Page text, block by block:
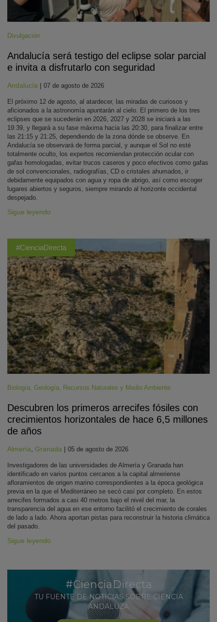
Divulgación
Andalucía será testigo del eclipse solar parcial
e invita a disfrutarlo con seguridad
Andalucía | 07 de agosto de 2026
El próximo 12 de agosto, al atardecer, las miradas de curiosos y
aficionados a la astronomía apuntarán al cielo. El primero de los tres
eclipses que se sucederán en 2026, 2027 y 2028 se iniciará a las
19:39, y llegará a su fase máxima hacia las 20:30, para finalizar entre
las 21:15 y 21:25, dependiendo de la zona dónde se observe. En
Andalucía se observará de forma parcial, y aunque el Sol no esté
totalmente oculto, los expertos recomiendan protección ocular con
gafas homologadas, evitar trucos caseros y poco efectivos como gafas
de sol convencionales, radiografías, CD o cristales ahumados, ir
debidamente equipados con agua y ropa de abrigo, así como escoger
lugares abiertos y seguros, siempre mirando al horizonte occidental
despejado.
Sigue leyendo
#CienciaDirecta
Biología, Geología, Recursos Naturales y Medio Ambiente
Descubren los primeros arrecifes fósiles con
crecimientos horizontales de hace 6,5 millones
de años
Almería Granada | 05 de agosto de 2026
Investigadores de las universidades de Almería y Granada han
identificado en varios puntos cercanos a la capital almeriense
afloramientos de origen marino correspondientes a la época geológica
previa en la que el Mediterráneo se secó casi por completo. En estos
arrecifes formados a casi 40 metros bajo el nivel del mar, la
transparencia del agua en ese entorno facilitó el crecimiento de corales
de lado a lado. Ahora aportan pistas para reconstruir la historia climática
del pasado.
Sigue leyendo
#CienciaDirecta
TU FUENTE DE NOTICIAS SOBRE CIENCIA
ANDALUZA